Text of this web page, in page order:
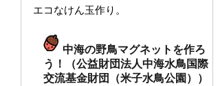
エコなけん玉作り。
中海の野鳥マグネットを作ろ
う！（公益財団法人中海水鳥国際
交流基金財団（米子水鳥公園））